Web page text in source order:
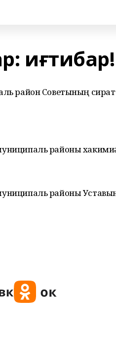
иғтибар!
район Советының
районы
районы